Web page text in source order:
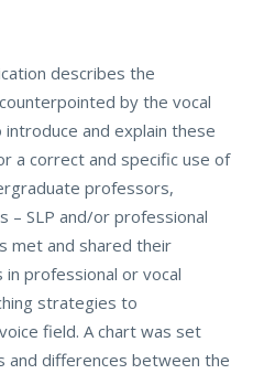
describes the
by the vocal
introduce and explain these
a correct and specific use of
professors,
– SLP and/or professional
met and shared their
professional or vocal
strategies to
field. A chart was set
and differences between the